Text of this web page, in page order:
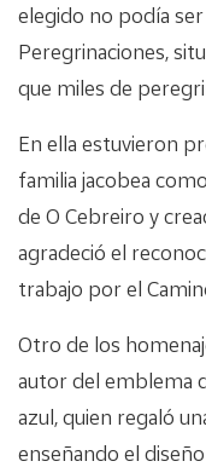
elegido no podía
Peregrinaciones,
que miles de
En ella estuvieron
familia jacobea
de O Cebreiro y
agradeció el
trabajo por el
Otro de los
autor del emblema
azul, quien regaló
enseñando el